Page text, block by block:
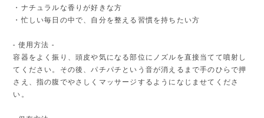
・ナチュラルな香りが好きな方
・忙しい毎日の中で、自分を整える習慣を持ちたい方
- 使用方法 -
容器をよく振り、頭皮や気になる部位にノズルを直接当てて噴射し
てください。その後、パチパチという音が消えるまで手のひらで押
さえ、指の腹でやさしくマッサージするようになじませてくださ
い。